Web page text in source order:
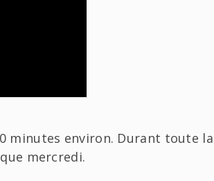
minutes environ. Durant toute la
mercredi.